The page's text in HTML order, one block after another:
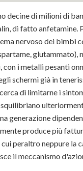
decine di milioni di
di fatto anfetamine.
nervoso dei bimbi
glutammato),
i metalli pesanti
schermi già in
cerca di limitarne i
squilibriano
generazione
produce più
peraltro neppure la
il meccanismo